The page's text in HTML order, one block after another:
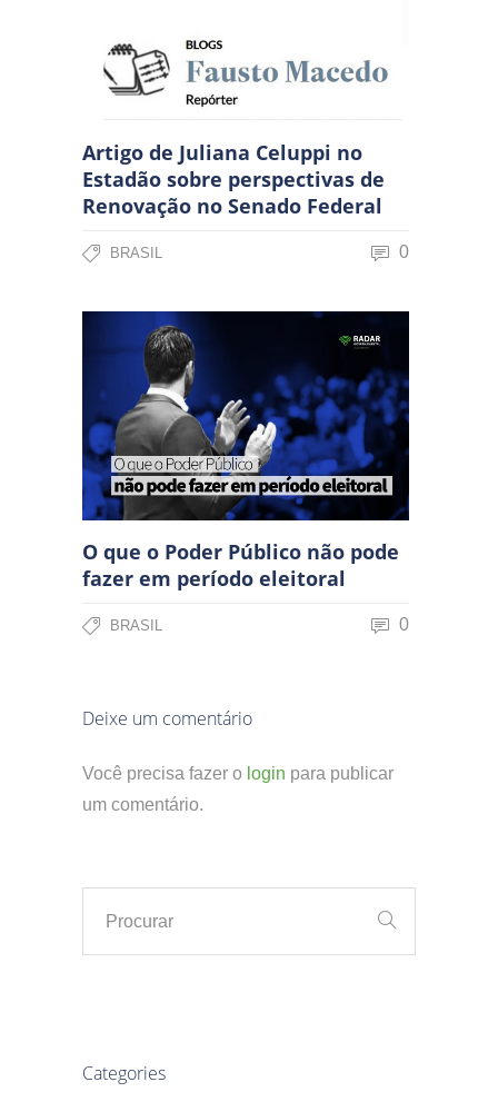
Artigo de Juliana Celuppi no
Estadão sobre perspectivas de
Renovação no Senado Federal
BRASIL 0
O que o Poder Público não pode
fazer em período eleitoral
BRASIL 0
Deixe um comentário
Você precisa fazer o login para publicar
um comentário.
Categories